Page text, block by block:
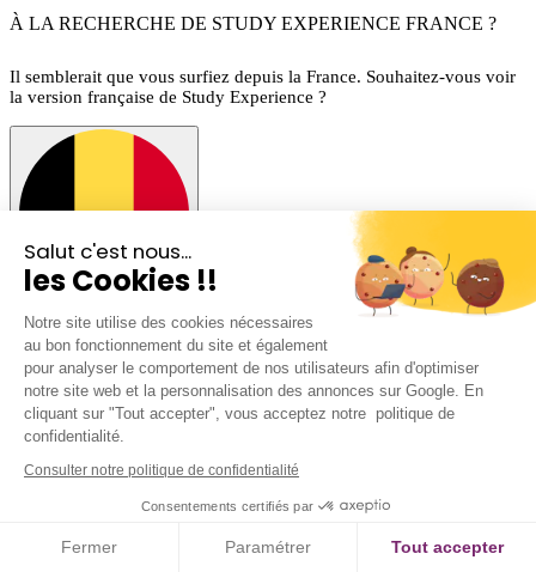
Salut c'est nous...
les Cookies !!
Notre site utilise des cookies nécessaires
au bon fonctionnement du site et également
pour analyser le comportement de nos utilisateurs afin d'optimiser
notre site web et la personnalisation des annonces sur Google. En
cliquant sur "Tout accepter", vous acceptez notre politique de
confidentialité.
Consulter notre politique de confidentialité
Consentements certifiés par
Fermer Paramétrer Tout accepter
À LA RECHERCHE DE STUDY EXPERIENCE FRANCE ?
Il semblerait que vous surfiez depuis la France. Souhaitez-vous voir
la version française de Study Experience ?